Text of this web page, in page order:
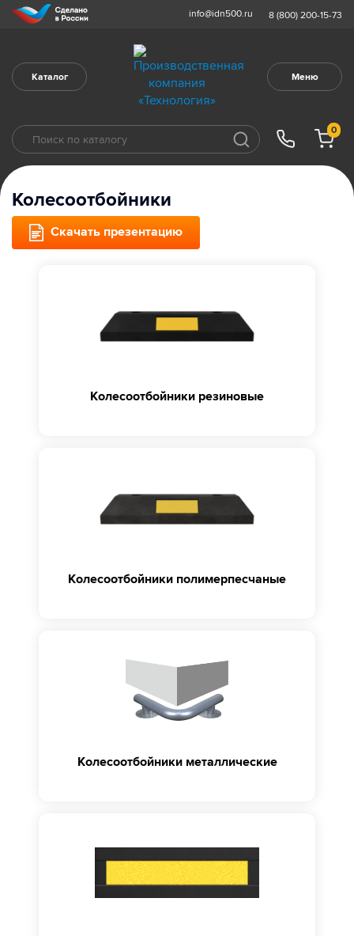
info@idn500.ru 8 (800) 200-15-73
Каталог Меню
0
Колесоотбойники
Скачать презентацию
Колесоотбойники резиновые
Колесоотбойники полимерпесчаные
Колесоотбойники металлические